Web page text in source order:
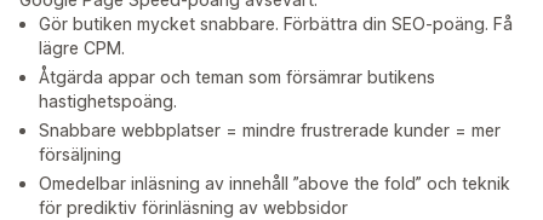
Gör butiken mycket snabbare. Förbättra din SEO-poäng. Få
lägre CPM.
Åtgärda appar och teman som försämrar butikens
hastighetspoäng.
Snabbare webbplatser = mindre frustrerade kunder = mer
försäljning
Omedelbar inläsning av innehåll ”above the fold” och teknik
för prediktiv förinläsning av webbsidor